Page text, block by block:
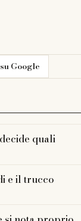
Google
quali
e il trucco